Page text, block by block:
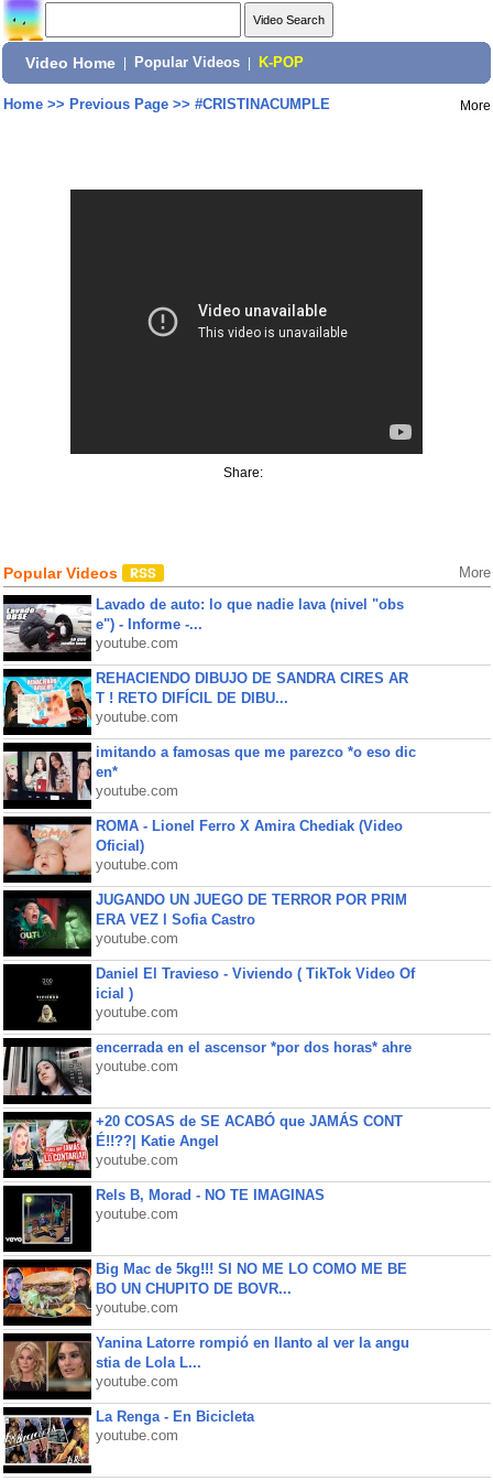
Video Home Popular Videos K-POP
Home>> Previous Page>> #CRISTINACUMPLE More
Share:
Popular Videos More
Lavado de auto: lo que nadie lava (nivel "obs
e") - Informe -...
youtube.com
REHACIENDO DIBUJO DE SANDRA CIRES AR
T ! RETO DIFÍCIL DE DIBU...
youtube.com
imitando a famosas que me parezco *o eso dic
en*
youtube.com
ROMA - Lionel Ferro X Amira Chediak (Video
Oficial)
youtube.com
JUGANDO UN JUEGO DE TERROR POR PRIM
ERA VEZ l Sofia Castro
youtube.com
Daniel El Travieso - Viviendo ( TikTok Video Of
icial )
youtube.com
encerrada en el ascensor *por dos horas* ahre
youtube.com
+20 COSAS de SE ACABÓ que JAMÁS CONT
É!!??| Katie Angel
youtube.com
Rels B, Morad - NO TE IMAGINAS
youtube.com
Big Mac de 5kg!!! SI NO ME LO COMO ME BE
BO UN CHUPITO DE BOVR...
youtube.com
Yanina Latorre rompió en llanto al ver la angu
stia de Lola L...
youtube.com
La Renga - En Bicicleta
youtube.com